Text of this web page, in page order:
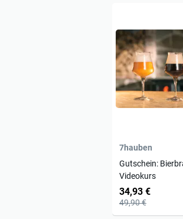
7hauben
Gutschein:
Videokurs
34,93 €
49,90 €